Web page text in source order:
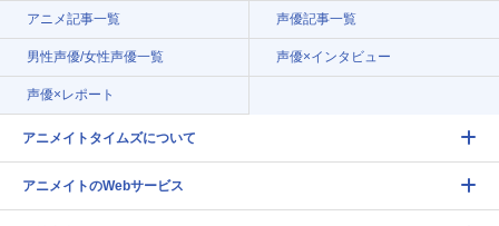
アニメ記事一覧 声優記事一覧
男性声優/女性声優一覧 声優×インタビュー
声優×レポート
アニメイトタイムズについて
アニメイトのWebサービス